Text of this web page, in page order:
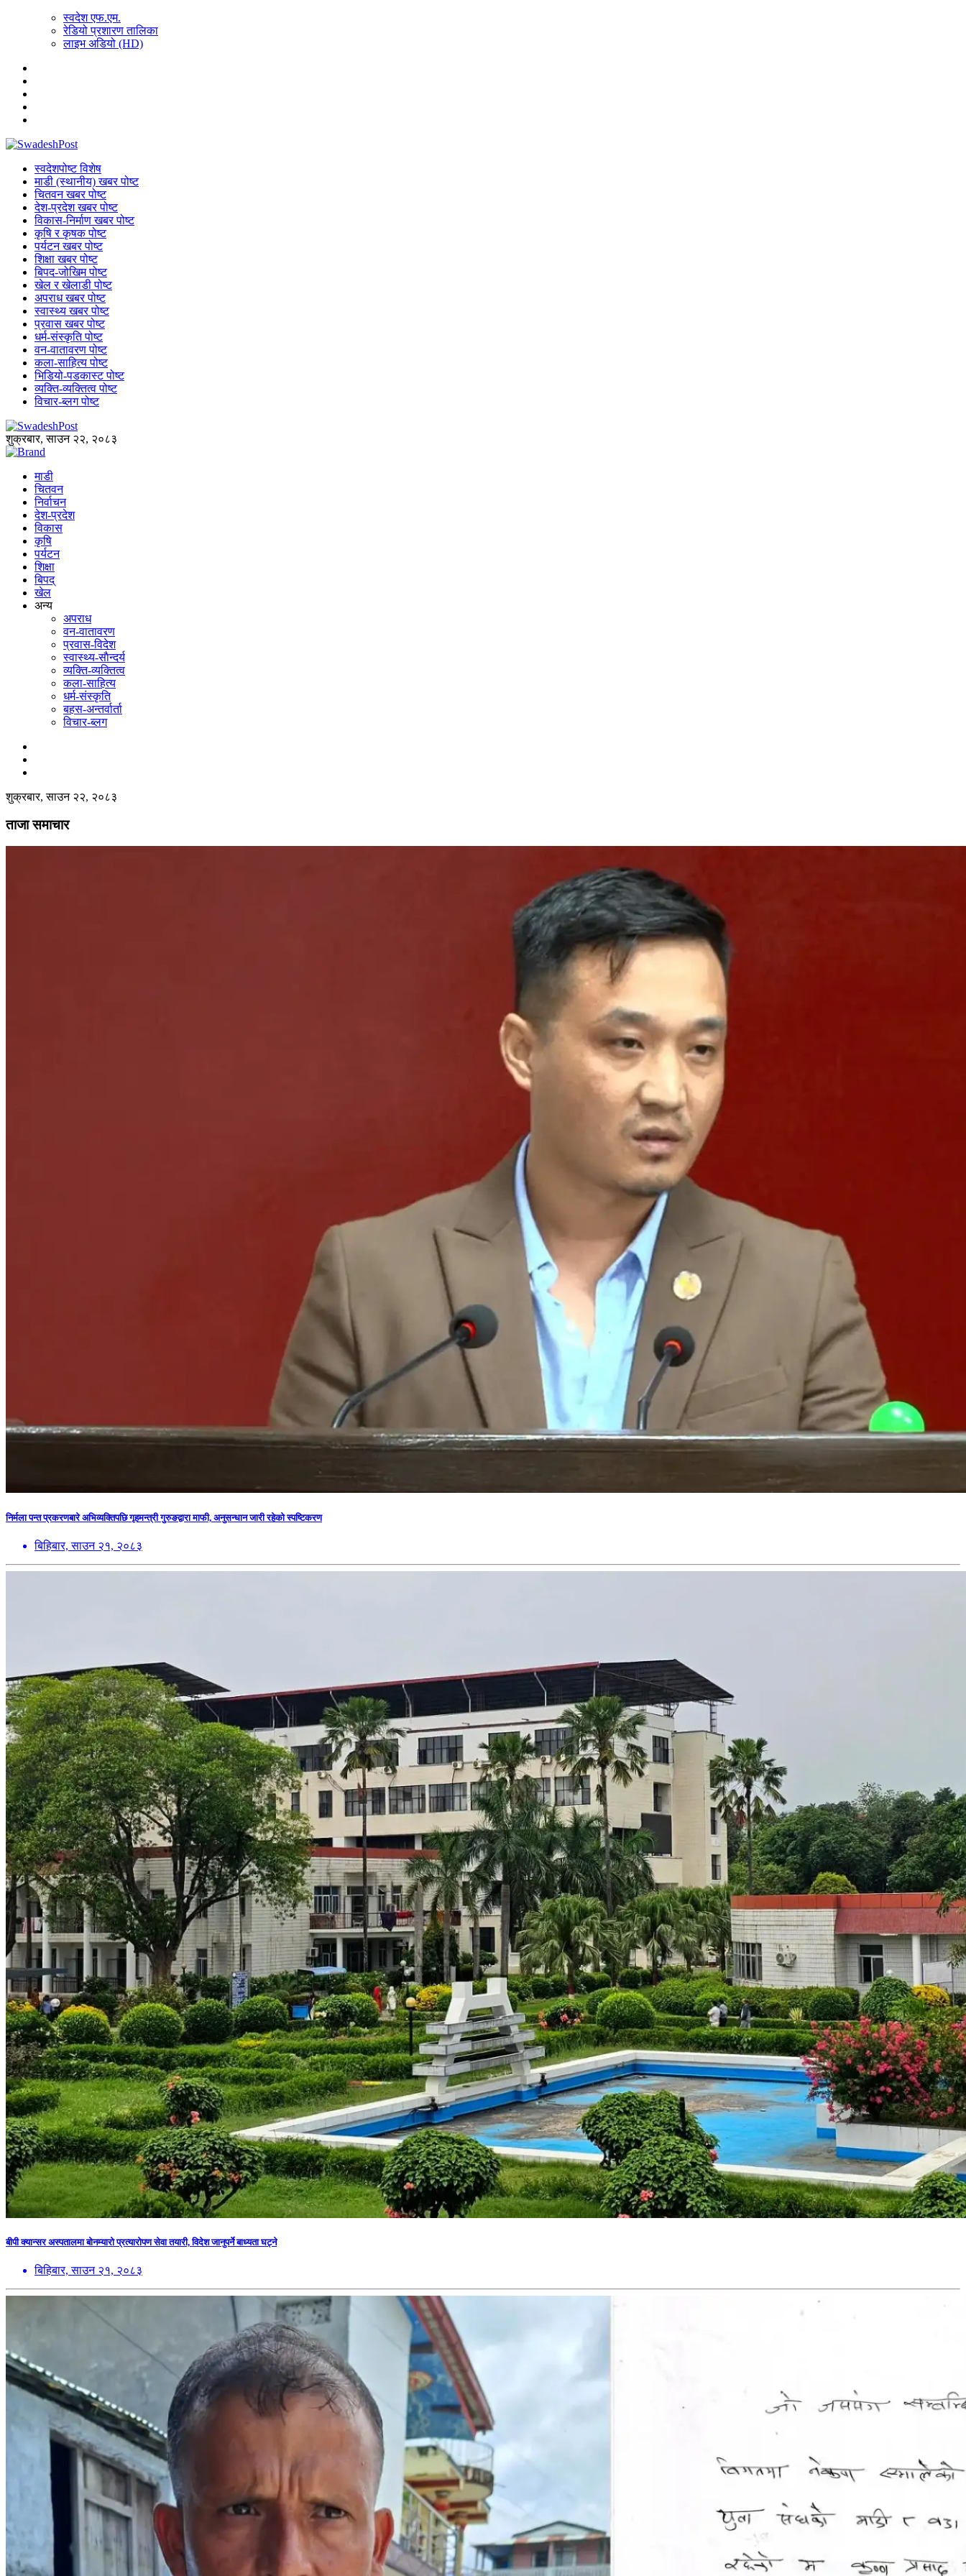
स्वदेश एफ.एम.
रेडियो प्रशारण तालिका
लाइभ अडियो (HD)
स्वदेशपोष्ट विशेष
माडी (स्थानीय) खबर पोष्ट
चितवन खबर पोष्ट
देश-प्रदेश खबर पोष्ट
विकास-निर्माण खबर पोष्ट
कृषि र कृषक पोष्ट
पर्यटन खबर पोष्ट
शिक्षा खबर पोष्ट
बिपद-जोखिम पोष्ट
खेल र खेलाडी पोष्ट
अपराध खबर पोष्ट
स्वास्थ्य खबर पोष्ट
प्रवास खबर पोष्ट
धर्म-संस्कृति पोष्ट
वन-वातावरण पोष्ट
कला-साहित्य पोष्ट
भिडियो-पडकास्ट पोष्ट
व्यक्ति-व्यक्तित्व पोष्ट
विचार-ब्लग पोष्ट
शुक्रबार, साउन २२, २०८३
माडी
चितवन
निर्वाचन
देश-प्रदेश
विकास
कृषि
पर्यटन
शिक्षा
बिपद्
खेल
अन्य
अपराध
वन-वातावरण
प्रवास-विदेश
स्वास्थ्य-साैन्दर्य
व्यक्ति-व्यक्तित्व
कला-साहित्य
धर्म-संस्कृति
बहस-अन्तर्वार्ता
विचार-ब्लग
शुक्रबार, साउन २२, २०८३
ताजा समाचार
निर्मला पन्त प्रकरणबारे अभिव्यक्तिपछि गृहमन्त्री गुरुङद्वारा माफी, अनुसन्धान जारी रहेको स्पष्टिकरण
बिहिबार, साउन २१, २०८३
बीपी क्यान्सर अस्पतालमा बोनम्यारो प्रत्यारोपण सेवा तयारी, विदेश जानुपर्ने बाध्यता घट्ने
बिहिबार, साउन २१, २०८३